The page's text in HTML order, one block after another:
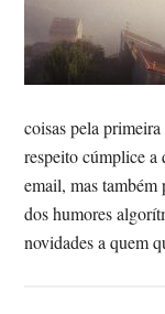
coisas pela
respeito cúmplice a
email, mas também
dos humores
novidades a quem